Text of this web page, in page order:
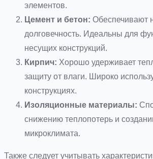
элементов.
Цемент и бетон: Обеспечивают
долговечность. Идеальны для
несущих конструкций.
Кирпич: Хорошо удерживает
защиту от влаги. Широко
конструкциях.
Изоляционные материалы:
снижению теплопотерь и
микроклимата.
Также следует учитывать